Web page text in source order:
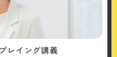
レイング講義